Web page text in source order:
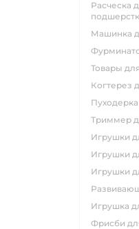
расческа для собак для вычесывания
машинка
товары
когтерез
триммер
игрушки
игрушки
игрушки
игрушка
фрисби